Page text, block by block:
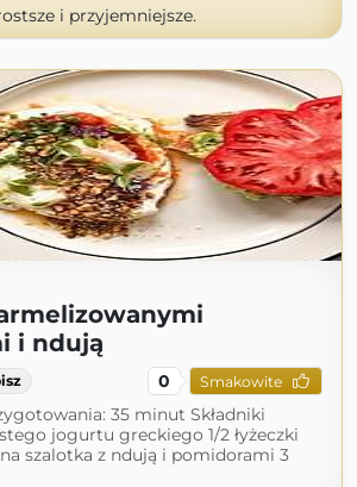
i przyjemniejsze.
i ndują
0 Smakowite
35 minut Składniki
jogurtu greckiego 1/2 łyżeczki
szalotka z ndują i pomidorami 3